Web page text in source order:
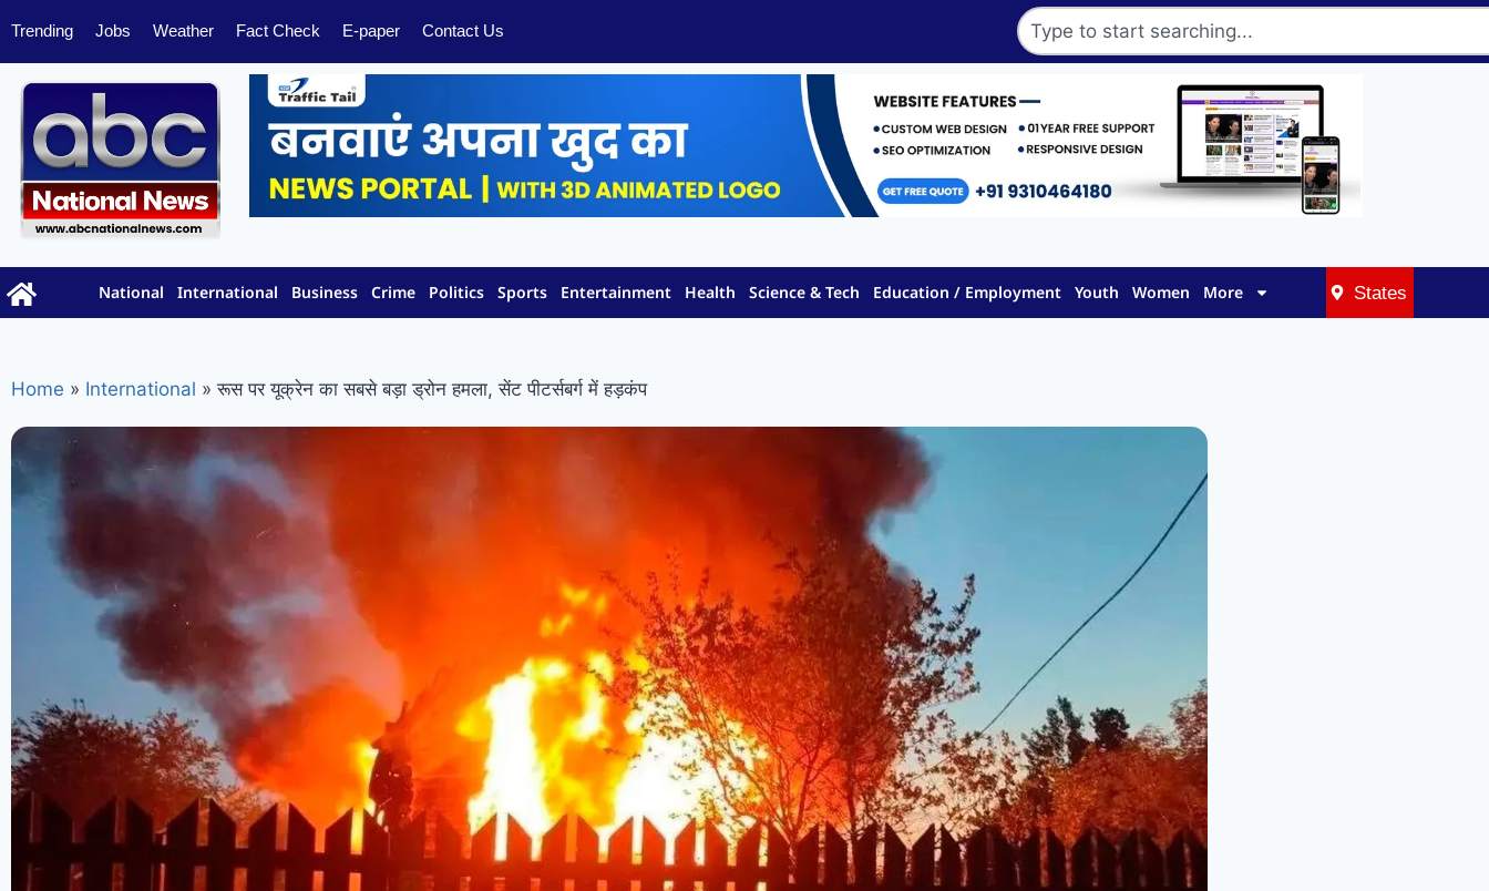
Trending Jobs Weather Fact Check E-paper Contact Us
National International Business Crime Politics Sports Entertainment Health Science & Tech Education / Employment Youth Women More States
Home » International » रूस पर यूक्रेन का सबसे बड़ा ड्रोन हमला, सेंट पीटर्सबर्ग में हड़कंप